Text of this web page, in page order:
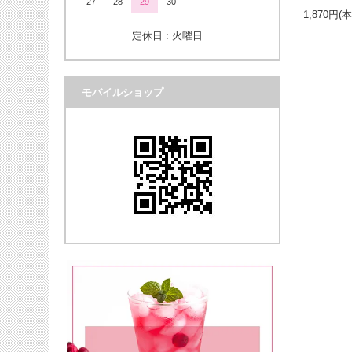
1,870円(
定休日 : 火曜日
モバイルショップ